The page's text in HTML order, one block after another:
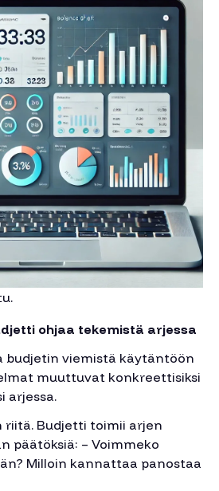
ohjaa tekemistä arjessa
budjetin viemistä käytäntöön
muuttuvat konkreettisiksi
arjessa.
riitä. Budjetti toimii arjen
päätöksiä: – Voimmeko
Milloin kannattaa panostaa